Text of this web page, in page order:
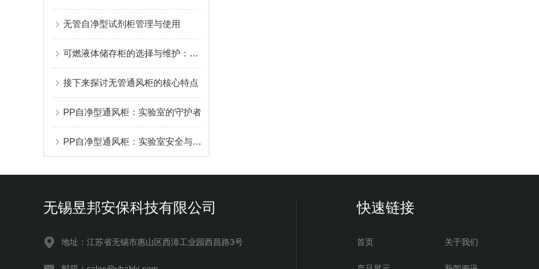
无管自净型试剂柜管理与使用
可燃液体储存柜的选择与维护：确保安全与效率的指南
接下来探讨无管通风柜的核心特点
PP自净型通风柜：实验室的守护者
PP自净型通风柜：实验室安全与效率的革命性解决方案
无锡昱邦安保科技有限公司
地址：江苏省无锡市惠山区西漳工业园西昌路3号
快速链接
首页 关于我们